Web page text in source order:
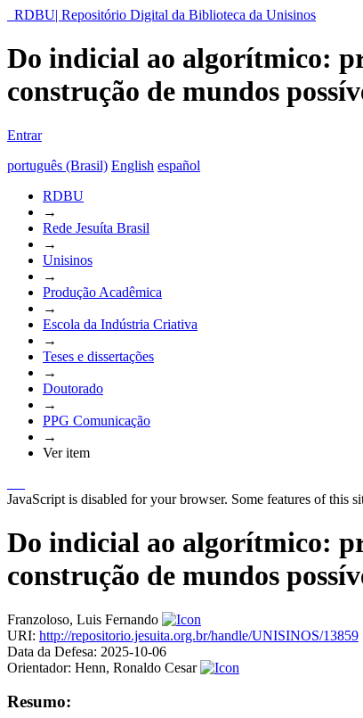
RDBU| Repositório Digital da Biblioteca da Unisinos
Do indicial ao algorítmico:
construção de mundos
Entrar
português (Brasil) English español
RDBU
→
Rede Jesuíta Brasil
→
Unisinos
→
Produção Acadêmica
→
Escola da Indústria Criativa
→
Teses e dissertações
→
Doutorado
→
PPG Comunicação
→
Ver item
JavaScript is disabled for your browser. Some features of this
Do indicial ao algorítmico:
construção de mundos
Franzoloso, Luis Fernando
URI: http://repositorio.jesuita.org.br/handle/UNISINOS/13859
Data da Defesa: 2025-10-06
Orientador: Henn, Ronaldo Cesar
Resumo: